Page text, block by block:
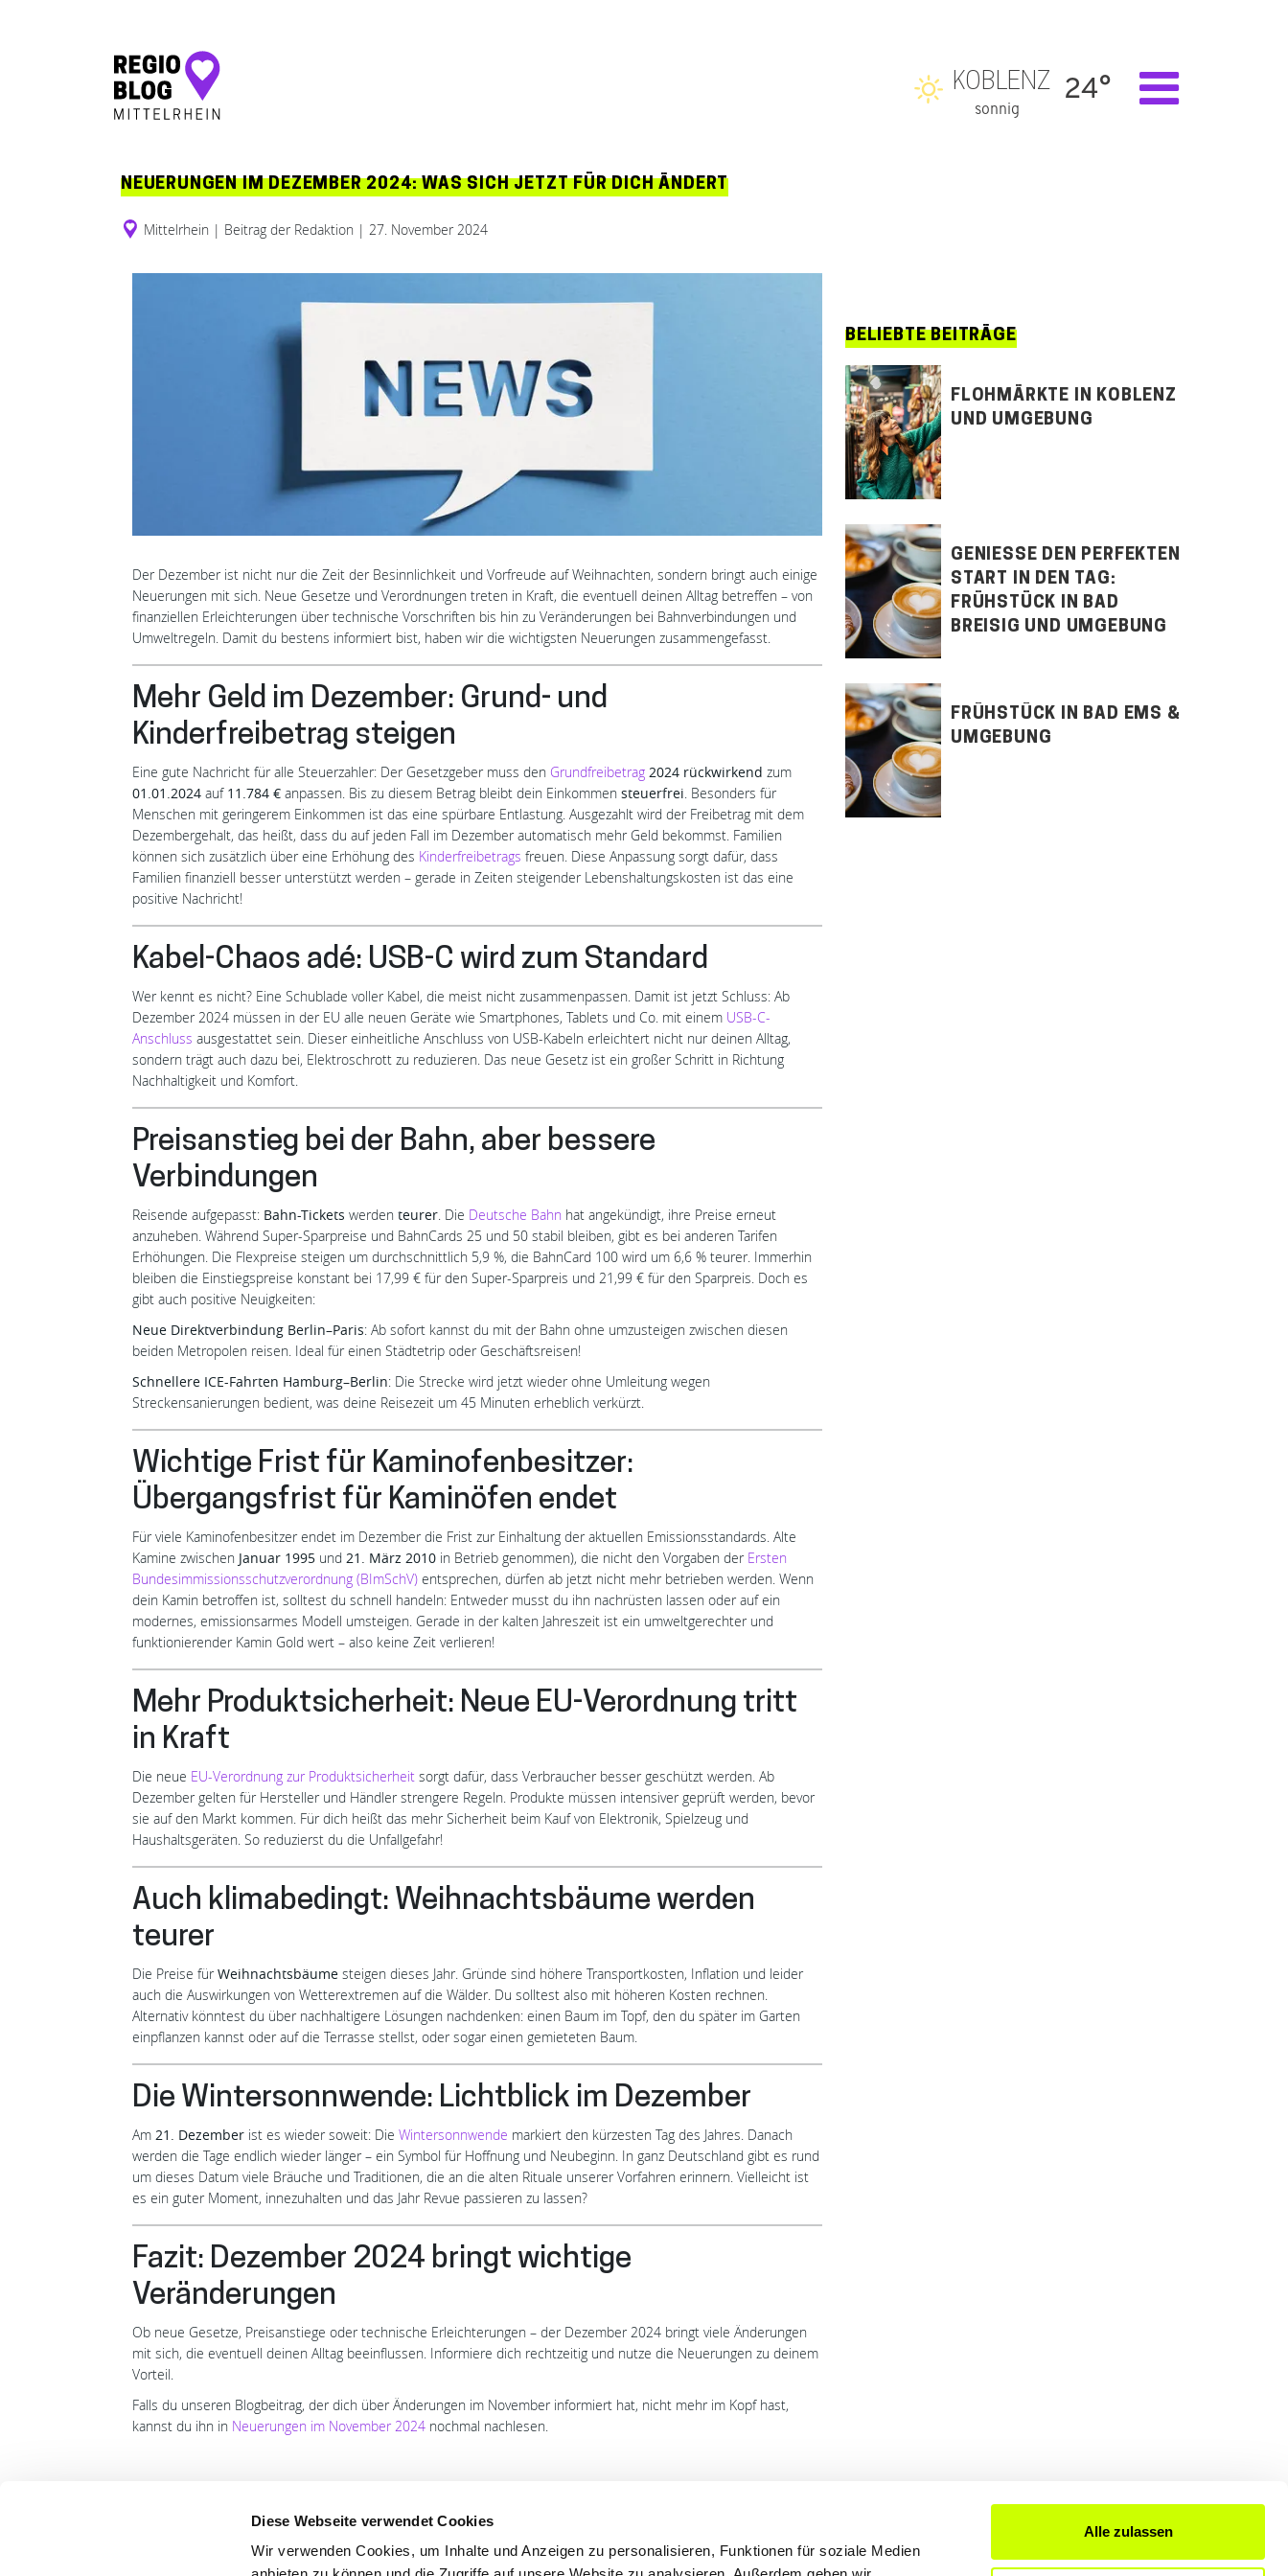
Diese Webseite verwendet Cookies
Wir verwenden Cookies, um Inhalte und Anzeigen zu personalisieren, Funktionen für soziale Medien
Alle zulassen
Hauptnavigation
KOBLENZ
sonnig
24°
NEUERUNGEN IM DEZEMBER 2024: WAS SICH JETZT FÜR DICH ÄNDERT
Mittelrhein | Beitrag der Redaktion | 27. November 2024
Der Dezember ist nicht nur die Zeit der Besinnlichkeit und Vorfreude auf Weihnachten, sondern bringt auch einige
Neuerungen mit sich. Neue Gesetze und Verordnungen treten in Kraft, die eventuell deinen Alltag betreffen – von
finanziellen Erleichterungen über technische Vorschriften bis hin zu Veränderungen bei Bahnverbindungen und
Umweltregeln. Damit du bestens informiert bist, haben wir die wichtigsten Neuerungen zusammengefasst.
Mehr Geld im Dezember: Grund- und
Kinderfreibetrag steigen
Eine gute Nachricht für alle Steuerzahler: Der Gesetzgeber muss den Grundfreibetrag 2024 rückwirkend zum
01.01.2024 auf 11.784 € anpassen. Bis zu diesem Betrag bleibt dein Einkommen steuerfrei. Besonders für
Menschen mit geringerem Einkommen ist das eine spürbare Entlastung. Ausgezahlt wird der Freibetrag mit dem
Dezembergehalt, das heißt, dass du auf jeden Fall im Dezember automatisch mehr Geld bekommst. Familien
können sich zusätzlich über eine Erhöhung des Kinderfreibetrags freuen. Diese Anpassung sorgt dafür, dass
Familien finanziell besser unterstützt werden – gerade in Zeiten steigender Lebenshaltungskosten ist das eine
positive Nachricht!
Kabel-Chaos adé: USB-C wird zum Standard
Wer kennt es nicht? Eine Schublade voller Kabel, die meist nicht zusammenpassen. Damit ist jetzt Schluss: Ab
Dezember 2024 müssen in der EU alle neuen Geräte wie Smartphones, Tablets und Co. mit einem USB-C-
Anschluss ausgestattet sein. Dieser einheitliche Anschluss von USB-Kabeln erleichtert nicht nur deinen Alltag,
sondern trägt auch dazu bei, Elektroschrott zu reduzieren. Das neue Gesetz ist ein großer Schritt in Richtung
Nachhaltigkeit und Komfort.
Preisanstieg bei der Bahn, aber bessere
Verbindungen
Reisende aufgepasst: Bahn-Tickets werden teurer. Die Deutsche Bahn hat angekündigt, ihre Preise erneut
anzuheben. Während Super-Sparpreise und BahnCards 25 und 50 stabil bleiben, gibt es bei anderen Tarifen
Erhöhungen. Die Flexpreise steigen um durchschnittlich 5,9 %, die BahnCard 100 wird um 6,6 % teurer. Immerhin
bleiben die Einstiegspreise konstant bei 17,99 € für den Super-Sparpreis und 21,99 € für den Sparpreis. Doch es
gibt auch positive Neuigkeiten:
Neue Direktverbindung Berlin–Paris: Ab sofort kannst du mit der Bahn ohne umzusteigen zwischen diesen
beiden Metropolen reisen. Ideal für einen Städtetrip oder Geschäftsreisen!
Schnellere ICE-Fahrten Hamburg–Berlin: Die Strecke wird jetzt wieder ohne Umleitung wegen
Streckensanierungen bedient, was deine Reisezeit um 45 Minuten erheblich verkürzt.
Wichtige Frist für Kaminofenbesitzer:
Übergangsfrist für Kaminöfen endet
Für viele Kaminofenbesitzer endet im Dezember die Frist zur Einhaltung der aktuellen Emissionsstandards. Alte
Kamine zwischen Januar 1995 und 21. März 2010 in Betrieb genommen), die nicht den Vorgaben der Ersten
Bundesimmissionsschutzverordnung (BImSchV) entsprechen, dürfen ab jetzt nicht mehr betrieben werden. Wenn
dein Kamin betroffen ist, solltest du schnell handeln: Entweder musst du ihn nachrüsten lassen oder auf ein
modernes, emissionsarmes Modell umsteigen. Gerade in der kalten Jahreszeit ist ein umweltgerechter und
funktionierender Kamin Gold wert – also keine Zeit verlieren!
Mehr Produktsicherheit: Neue EU-Verordnung tritt
in Kraft
Die neue EU-Verordnung zur Produktsicherheit sorgt dafür, dass Verbraucher besser geschützt werden. Ab
Dezember gelten für Hersteller und Händler strengere Regeln. Produkte müssen intensiver geprüft werden, bevor
sie auf den Markt kommen. Für dich heißt das mehr Sicherheit beim Kauf von Elektronik, Spielzeug und
Haushaltsgeräten. So reduzierst du die Unfallgefahr!
Auch klimabedingt: Weihnachtsbäume werden
teurer
Die Preise fürWeihnachtsbäume steigen dieses Jahr. Gründe sind höhere Transportkosten, Inflation und leider
auch die Auswirkungen von Wetterextremen auf die Wälder. Du solltest also mit höheren Kosten rechnen.
Alternativ könntest du über nachhaltigere Lösungen nachdenken: einen Baum im Topf, den du später im Garten
einpflanzen kannst oder auf die Terrasse stellst, oder sogar einen gemieteten Baum.
Die Wintersonnwende: Lichtblick im Dezember
Am 21. Dezember ist es wieder soweit: Die Wintersonnwende markiert den kürzesten Tag des Jahres. Danach
werden die Tage endlich wieder länger – ein Symbol für Hoffnung und Neubeginn. In ganz Deutschland gibt es rund
um dieses Datum viele Bräuche und Traditionen, die an die alten Rituale unserer Vorfahren erinnern. Vielleicht ist
es ein guter Moment, innezuhalten und das Jahr Revue passieren zu lassen?
Fazit: Dezember 2024 bringt wichtige
Veränderungen
Ob neue Gesetze, Preisanstiege oder technische Erleichterungen – der Dezember 2024 bringt viele Änderungen
mit sich, die eventuell deinen Alltag beeinflussen. Informiere dich rechtzeitig und nutze die Neuerungen zu deinem
Vorteil.
Falls du unseren Blogbeitrag, der dich über Änderungen im November informiert hat, nicht mehr im Kopf hast,
kannst du ihn in Neuerungen im November 2024 nochmal nachlesen.
BELIEBTE BEITRÄGE
FLOHMÄRKTE IN KOBLENZ
UND UMGEBUNG
GENIESSE DEN PERFEKTEN S
TART IN DEN TAG: F
RÜHSTÜCK IN BAD B
REISIG UND UMGEBUNG
FRÜHSTÜCK IN BAD EMS &
UMGEBUNG
LET'S CONNECT SERVICE FÜR UNTERNEHMER